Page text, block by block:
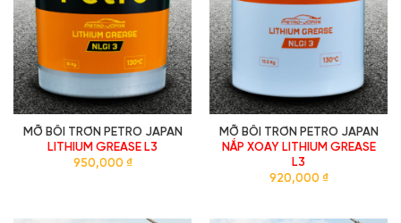
MỠ BÔI TRƠN PETRO JAPAN
LITHIUM GREASE L3
950,000 ₫
MỠ BÔI TRƠN PETRO JAPAN
NẮP XOAY LITHIUM GREASE
L3
920,000 ₫